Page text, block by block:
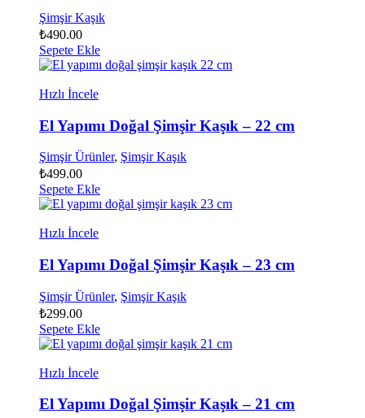
Şimşir Kaşık
₺490.00
Sepete Ekle
Hızlı İncele
El Yapımı Doğal Şimşir Kaşık – 22 cm
Şimşir Ürünler, Şimşir Kaşık
₺499.00
Sepete Ekle
Hızlı İncele
El Yapımı Doğal Şimşir Kaşık – 23 cm
Şimşir Ürünler, Şimşir Kaşık
₺299.00
Sepete Ekle
Hızlı İncele
El Yapımı Doğal Şimşir Kaşık – 21 cm